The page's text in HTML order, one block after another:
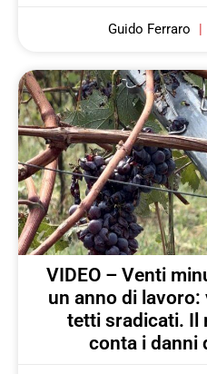
Guido Ferraro
VIDEO – Venti
un anno di
tetti sradicati. Il
conta i danni